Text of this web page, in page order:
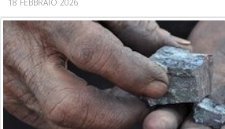
18 FEBBRAIO 2026